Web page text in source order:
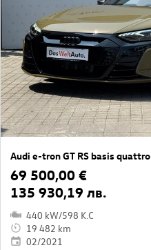
Audi e-tron GT RS basis quattro
69 500,00 €
135 930,19 лв.
440 kW/598 K.C
19 482 km
02/2021